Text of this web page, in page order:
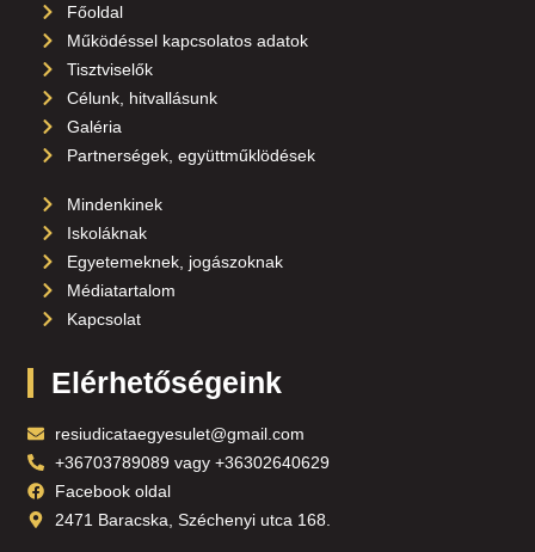
Főoldal
Működéssel kapcsolatos adatok
Tisztviselők
Célunk, hitvallásunk
Galéria
Partnerségek, együttműklödések
Mindenkinek
Iskoláknak
Egyetemeknek, jogászoknak
Médiatartalom
Kapcsolat
Elérhetőségeink
resiudicataegyesulet@gmail.com
+36703789089 vagy +36302640629
Facebook oldal
2471 Baracska, Széchenyi utca 168.